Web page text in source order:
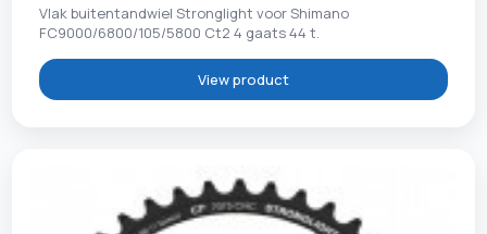
Vlak buitentandwiel Stronglight voor Shimano
FC9000/6800/105/5800 Ct2 4 gaats 44 t.
View product